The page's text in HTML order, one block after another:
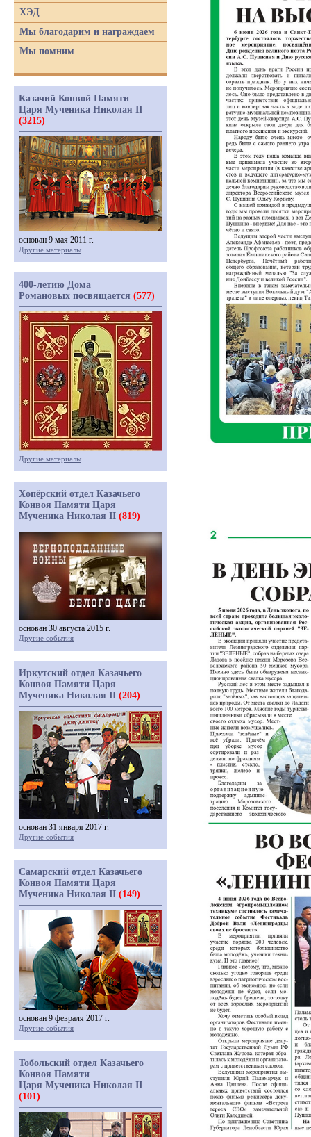
ХЭД
Мы благодарим и награждаем
Мы помним
Казачий Конвой Памяти
Царя Мученика Николая II
(3215)
основан 9 мая 2011 г.
Другие материалы
400-летию Дома
Романовых посвящается (577)
Другие материалы
Хопёрский отдел Казачьего
Конвоя Памяти Царя
Мученика Николая II (819)
основан 30 августа 2015 г.
Другие события
Иркутский отдел Казачьего
Конвоя Памяти Царя
Мученика Николая II (204)
основан 31 января 2017 г.
Другие события
Самарский отдел Казачьего
Конвоя Памяти Царя
Мученика Николая II (149)
основан 9 февраля 2017 г.
Другие события
Тобольский отдел Казачьего
Конвоя Памяти
Царя Мученика Николая II
(101)